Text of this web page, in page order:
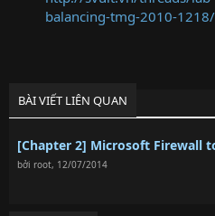
balancing-tmg-2010-1218/
BÀI VIẾT LIÊN QUAN
[Chapter 2] Microsoft Firewall
bởi root, 12/07/2014